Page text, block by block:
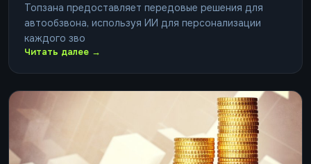
Топзана предоставляет передовые решения для
автообзвона, используя ИИ для персонализации
каждого зво
Читать далее →